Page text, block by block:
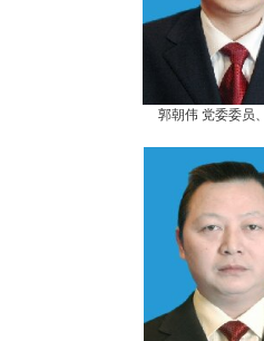
郭朝伟 党委委员